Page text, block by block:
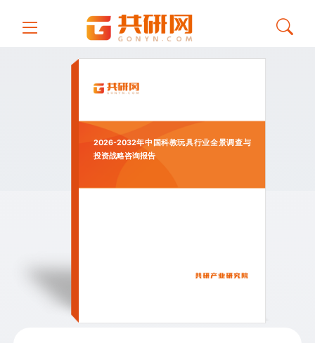
2026-2032年中国科教玩具行业全景调查与
投资战略咨询报告